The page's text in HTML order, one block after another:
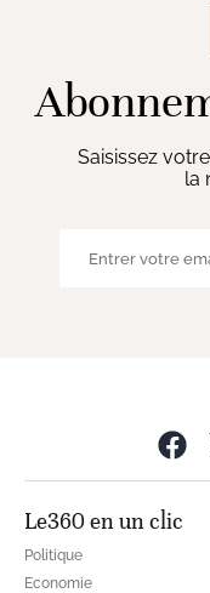
Saisissez
la
Le360 en un clic
Politique
Economie